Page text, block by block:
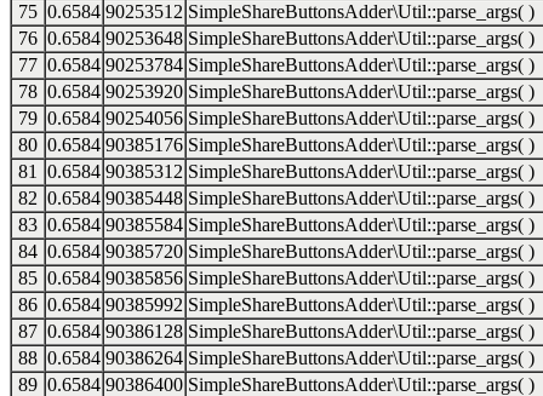
75 0.6584 90253512 SimpleShareButtonsAdder\Util::parse_args( )
76 0.6584 90253648 SimpleShareButtonsAdder\Util::parse_args( )
77 0.6584 90253784 SimpleShareButtonsAdder\Util::parse_args( )
78 0.6584 90253920 SimpleShareButtonsAdder\Util::parse_args( )
79 0.6584 90254056 SimpleShareButtonsAdder\Util::parse_args( )
80 0.6584 90385176 SimpleShareButtonsAdder\Util::parse_args( )
81
0.6584 90385312 SimpleShareButtonsAdder\Util::parse_args( )
82 0.6584 90385448 SimpleShareButtonsAdder\Util::parse_args( )
83 0.6584 90385584 SimpleShareButtonsAdder\Util::parse_args( )
84 0.6584 90385720 SimpleShareButtonsAdder\Util::parse_args( )
85 0.6584 90385856 SimpleShareButtonsAdder\Util::parse_args( )
86 0.6584 90385992 SimpleShareButtonsAdder\Util::parse_args( )
87 0.6584 90386128 SimpleShareButtonsAdder\Util::parse_args( )
88 0.6584 90386264 SimpleShareButtonsAdder\Util::parse_args( )
89 0.6584 90386400 SimpleShareButtonsAdder\Util::parse_args( )